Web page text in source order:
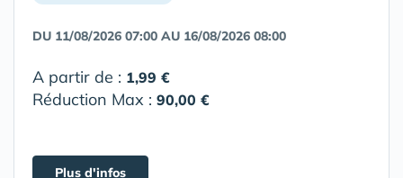
DU 11/08/2026 07:00 AU 16/08/2026 08:00
A partir de : 1,99 €
Réduction Max : 90,00 €
Plus d'infos